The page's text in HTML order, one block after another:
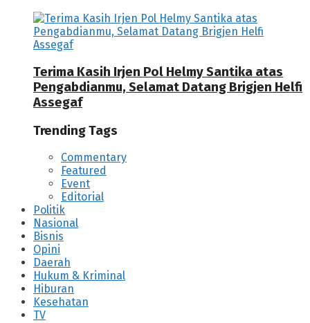
Terima Kasih Irjen Pol Helmy Santika atas
Pengabdianmu, Selamat Datang Brigjen Helfi
Assegaf
Trending Tags
Commentary
Featured
Event
Editorial
Politik
Nasional
Bisnis
Opini
Daerah
Hukum & Kriminal
Hiburan
Kesehatan
TV